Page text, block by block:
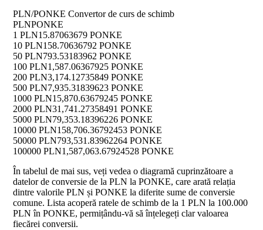
PLN/PONKE Convertor de curs de schimb
PLNPONKE
1 PLN15.87063679 PONKE
10 PLN158.70636792 PONKE
50 PLN793.53183962 PONKE
100 PLN1,587.06367925 PONKE
200 PLN3,174.12735849 PONKE
500 PLN7,935.31839623 PONKE
1000 PLN15,870.63679245 PONKE
2000 PLN31,741.27358491 PONKE
5000 PLN79,353.18396226 PONKE
10000 PLN158,706.36792453 PONKE
50000 PLN793,531.83962264 PONKE
100000 PLN1,587,063.67924528 PONKE
În tabelul de mai sus, veți vedea o diagramă cuprinzătoare a
datelor de conversie de la PLN la PONKE, care arată relația
dintre valorile PLN și PONKE la diferite sume de conversie
comune. Lista acoperă ratele de schimb de la 1 PLN la 100.000
PLN în PONKE, permițându-vă să înțelegeți clar valoarea
fiecărei conversii.